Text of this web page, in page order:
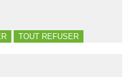
TOUT REFUSER